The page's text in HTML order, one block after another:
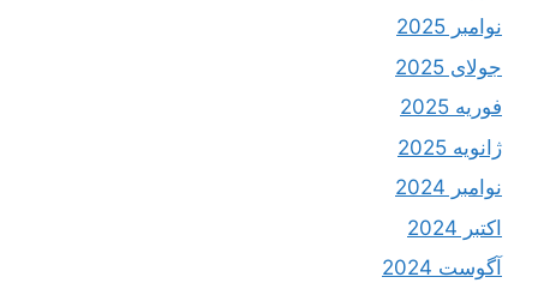
نوامبر 2025
جولای 2025
فوریه 2025
ژانویه 2025
نوامبر 2024
اکتبر 2024
آگوست 2024